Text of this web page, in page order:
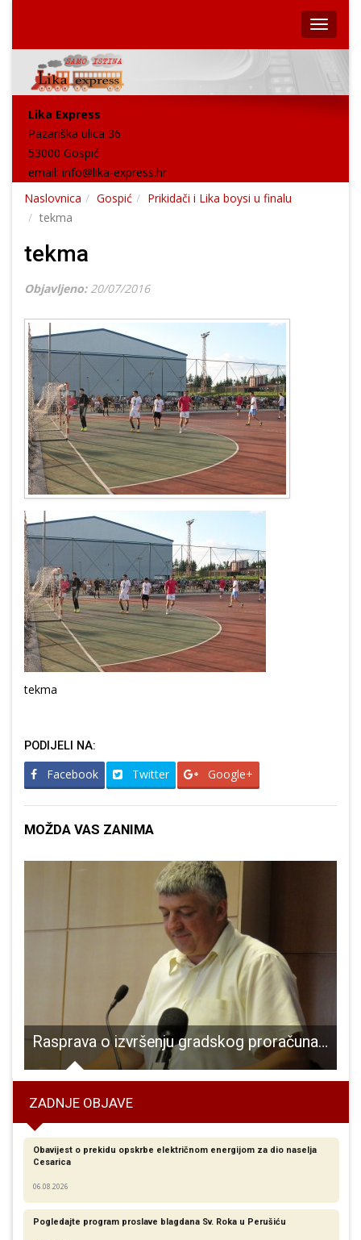
Lika Express
Pazariška ulica 36
53000 Gospić
email: info@lika-express.hr
Naslovnica
Gospić
Prikidači i Lika boysi u finalu
tekma
tekma
Objavljeno: 20/07/2016
tekma
PODIJELI NA:
Facebook Twitter Google+
MOŽDA VAS ZANIMA
Rasprava o izvršenju gradskog proračuna u prošloj godini-3.dio
ZADNJE OBJAVE
Obavijest o prekidu opskrbe električnom energijom za dio naselja
Cesarica
06.08.2026
Pogledajte program proslave blagdana Sv. Roka u Perušiću